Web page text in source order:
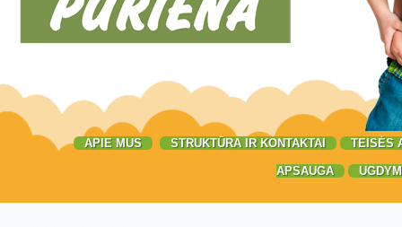
APIE MUS STRUKTŪRA IR KONTAKTAI TEISĖS
APSAUGA